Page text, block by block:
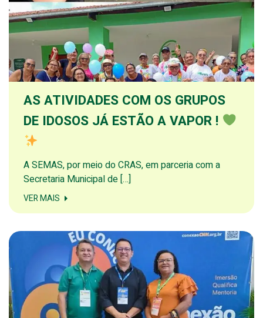
AS ATIVIDADES COM OS GRUPOS
DE IDOSOS JÁ ESTÃO A VAPOR !
A SEMAS, por meio do CRAS, em parceria com a
Secretaria Municipal de […]
VER MAIS